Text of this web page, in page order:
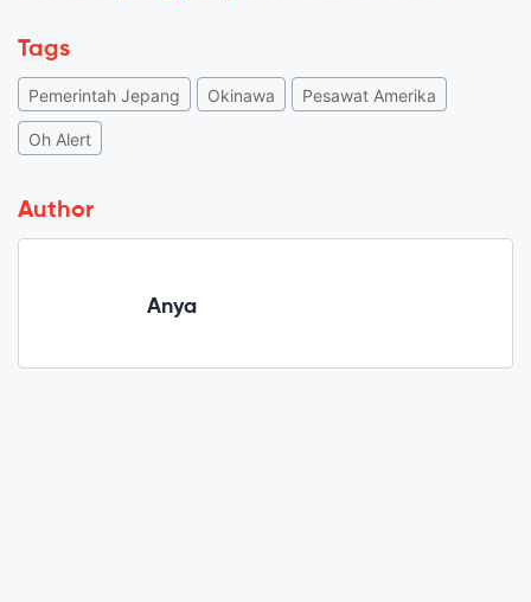
Tags
Pemerintah Jepang Okinawa Pesawat Amerika
Oh Alert
Author
Anya